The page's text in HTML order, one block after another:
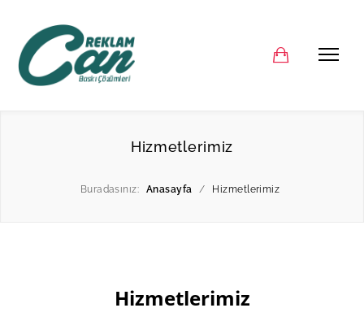
Hizmetlerimiz
Buradasınız: Anasayfa / Hizmetlerimiz
Hizmetlerimiz